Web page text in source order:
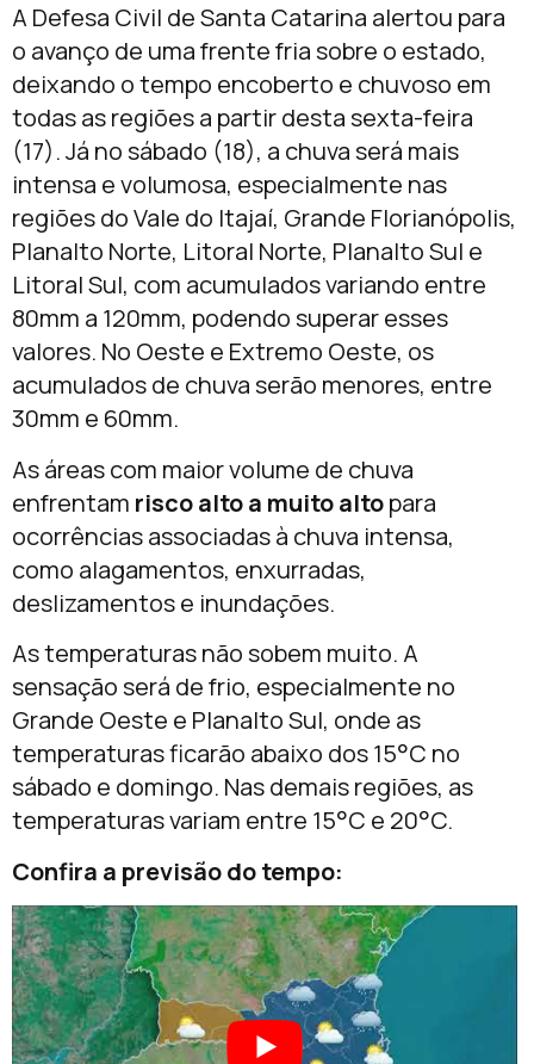
A Defesa Civil de Santa Catarina alertou para
o avanço de uma frente fria sobre o estado,
deixando o tempo encoberto e chuvoso em
todas as regiões a partir desta sexta-feira
(17). Já no sábado (18), a chuva será mais
intensa e volumosa, especialmente nas
regiões do Vale do Itajaí, Grande Florianópolis,
Planalto Norte, Litoral Norte, Planalto Sul e
Litoral Sul, com acumulados variando entre
80mm a 120mm, podendo superar esses
valores. No Oeste e Extremo Oeste, os
acumulados de chuva serão menores, entre
30mm e 60mm.
As áreas com maior volume de chuva
enfrentam risco alto a muito altopara
ocorrências associadas à chuva intensa,
como alagamentos, enxurradas,
deslizamentos e inundações.
As temperaturas não sobem muito. A
sensação será de frio, especialmente no
Grande Oeste e Planalto Sul, onde as
temperaturas ficarão abaixo dos 15°C no
sábado e domingo. Nas demais regiões, as
temperaturas variam entre 15°C e 20°C.
Confira a previsão do tempo: